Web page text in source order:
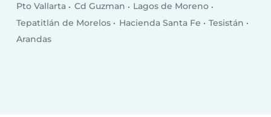
Pto Vallarta
Cd Guzman
Lagos de Moreno
Tepatitlán de Morelos
Hacienda Santa Fe
Tesistán
Arandas